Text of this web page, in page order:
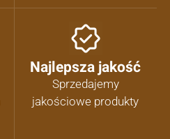
Najlepsza jakość
Sprzedajemy
jakościowe produkty